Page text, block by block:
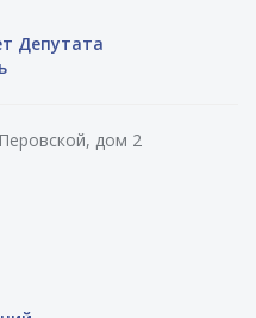
Депутата
дом 2